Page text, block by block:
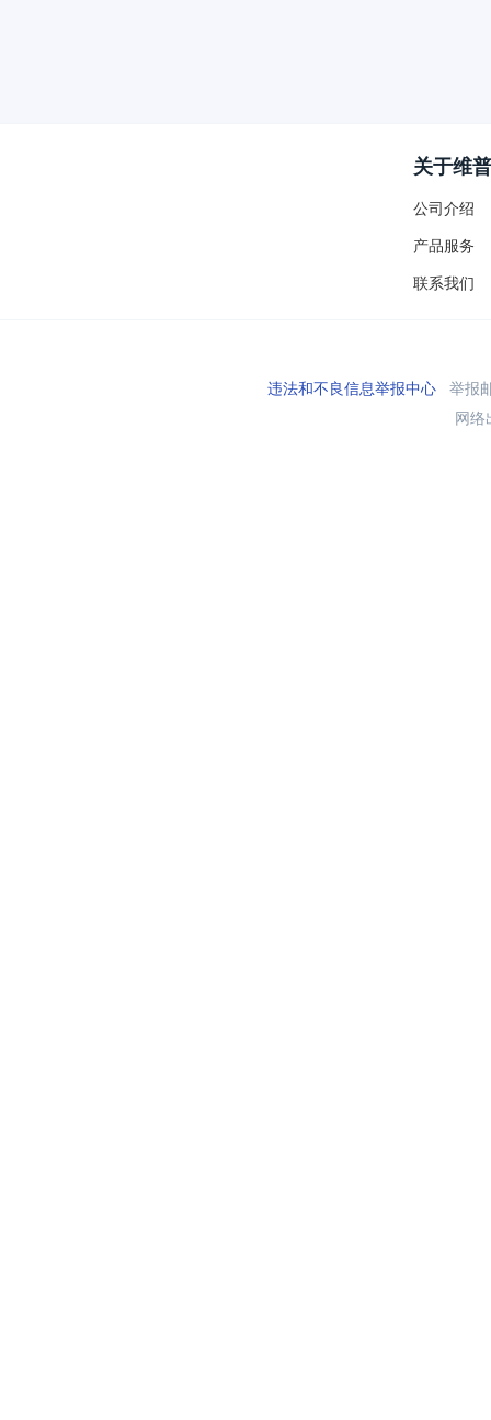
关于维普
公司介绍
产品服务
联系我们
违法和不良信息举报中心举报
网